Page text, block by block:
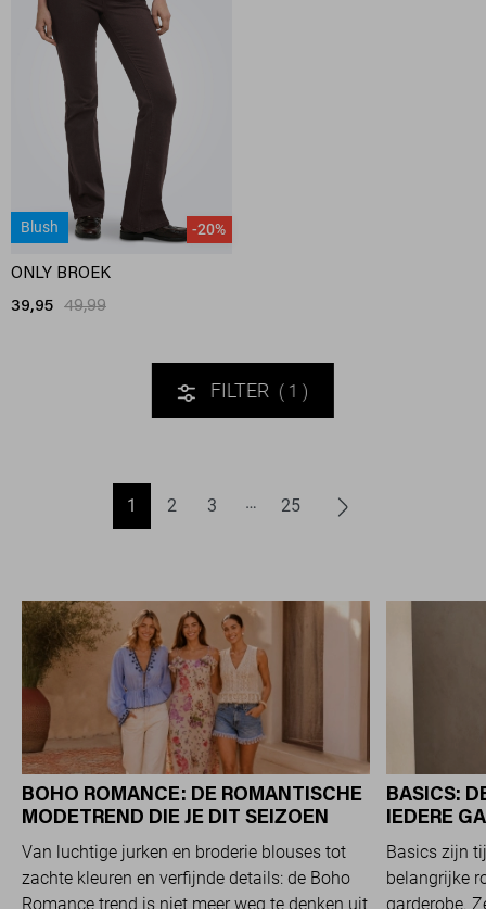
Blush -20%
ONLY BROEK
39,95 49,99
FILTER 1
1 2 3 25
BOHO ROMANCE: DE ROMANTISCHE
MODETREND DIE JE DIT SEIZOEN
OVERAL ZIET
Van luchtige jurken en broderie blouses tot
zachte kleuren en verfijnde details: de Boho
Romance trend is niet meer weg te denken uit
BASICS:
IEDERE
Basics zijn
belangrijke
garderobe.